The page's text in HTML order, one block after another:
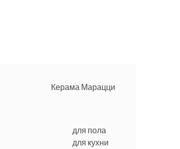
Керама Марацци
для пола
для кухни